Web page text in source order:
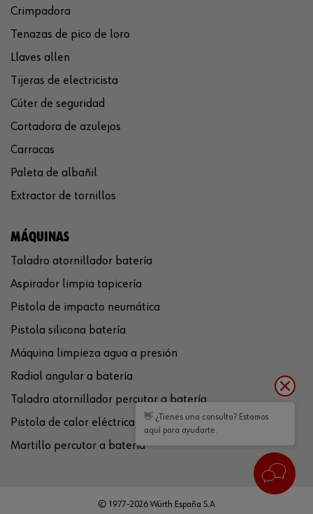
Crimpadora
Tenazas de pico de loro
Llaves allen
Tijeras de electricista
Cúter de seguridad
Cortadora de azulejos
Carracas
Paleta de albañil
Extractor de tornillos
MÁQUINAS
Taladro atornillador batería
Aspirador limpia tapicería
Pistola de impacto neumática
Pistola silicona batería
Máquina limpieza agua a presión
Radial angular a batería
Taladro atornillador percutor a batería
Pistola de calor eléctrica
Martillo percutor a batería
© 1977-2026 Würth España S.A
👋 ¿Tienes una consulta? Estamos
aquí para ayudarte.